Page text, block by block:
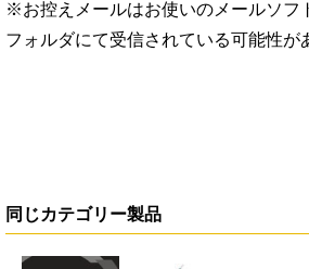
※お控えメールはお使いのメールソフ
フォルダにて受信されている可能性が
同じカテゴリー製品